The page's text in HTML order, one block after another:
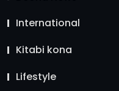
International
Kitabi kona
Lifestyle